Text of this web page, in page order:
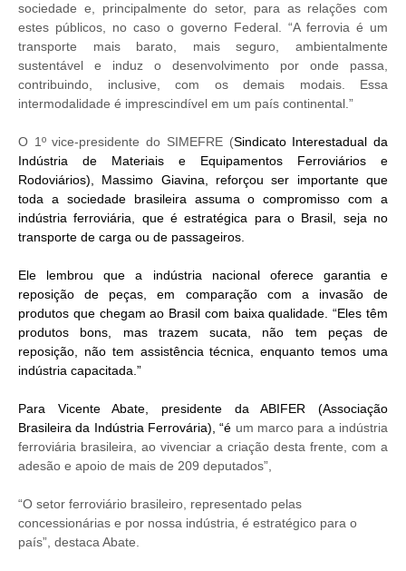
sociedade e, principalmente do setor, para as relações com
estes públicos, no caso o governo Federal. “A ferrovia é um
transporte mais barato, mais seguro, ambientalmente
sustentável e induz o desenvolvimento por onde passa,
contribuindo, inclusive, com os demais modais. Essa
intermodalidade é imprescindível em um país continental.”
O 1º vice-presidente do SIMEFRE (Sindicato Interestadual da
Indústria de Materiais e Equipamentos Ferroviários e
Rodoviários), Massimo Giavina, reforçou ser importante que
toda a sociedade brasileira assuma o compromisso com a
indústria ferroviária, que é estratégica para o Brasil, seja no
transporte de carga ou de passageiros.
Ele lembrou que a indústria nacional oferece garantia e
reposição de peças, em comparação com a invasão de
produtos que chegam ao Brasil com baixa qualidade. “Eles têm
produtos bons, mas trazem sucata, não tem peças de
reposição, não tem assistência técnica, enquanto temos uma
indústria capacitada.”
Para Vicente Abate, presidente da ABIFER (Associação
Brasileira da Indústria Ferrovária), “é um marco para a indústria
ferroviária brasileira, ao vivenciar a criação desta frente, com a
adesão e apoio de mais de 209 deputados”,
“O setor ferroviário brasileiro, representado pelas
concessionárias e por nossa indústria, é estratégico para o
país”, destaca Abate.